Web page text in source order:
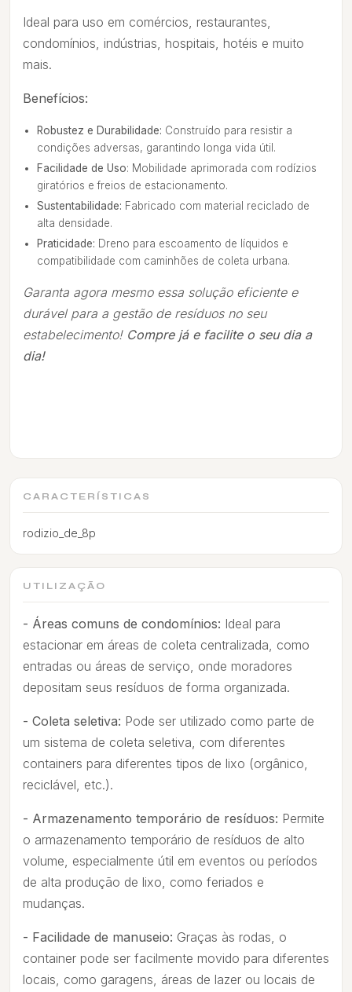
Ideal para uso em comércios, restaurantes,
condomínios, indústrias, hospitais, hotéis e muito
mais.
Benefícios:
Robustez e Durabilidade: Construído para resistir a
condições adversas, garantindo longa vida útil.
Facilidade de Uso: Mobilidade aprimorada com rodízios
giratórios e freios de estacionamento.
Sustentabilidade: Fabricado com material reciclado de
alta densidade.
Praticidade: Dreno para escoamento de líquidos e
compatibilidade com caminhões de coleta urbana.
Garanta agora mesmo essa solução eficiente e
durável para a gestão de resíduos no seu
estabelecimento!Compre já e facilite o seu dia a
dia!
CARACTERÍSTICAS
rodizio_de_8p
UTILIZAÇÃO
- Áreas comuns de condomínios: Ideal para
estacionar em áreas de coleta centralizada, como
entradas ou áreas de serviço, onde moradores
depositam seus resíduos de forma organizada.
- Coleta seletiva: Pode ser utilizado como parte de
um sistema de coleta seletiva, com diferentes
containers para diferentes tipos de lixo (orgânico,
reciclável, etc.).
- Armazenamento temporário de resíduos: Permite
o armazenamento temporário de resíduos de alto
volume, especialmente útil em eventos ou períodos
de alta produção de lixo, como feriados e
mudanças.
- Facilidade de manuseio: Graças às rodas, o
container pode ser facilmente movido para diferentes
locais, como garagens, áreas de lazer ou locais de